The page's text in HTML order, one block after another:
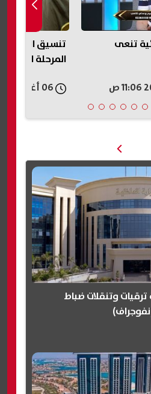
تنعى
المرحلة الثانية
ترقيات وتنقلات ضباط